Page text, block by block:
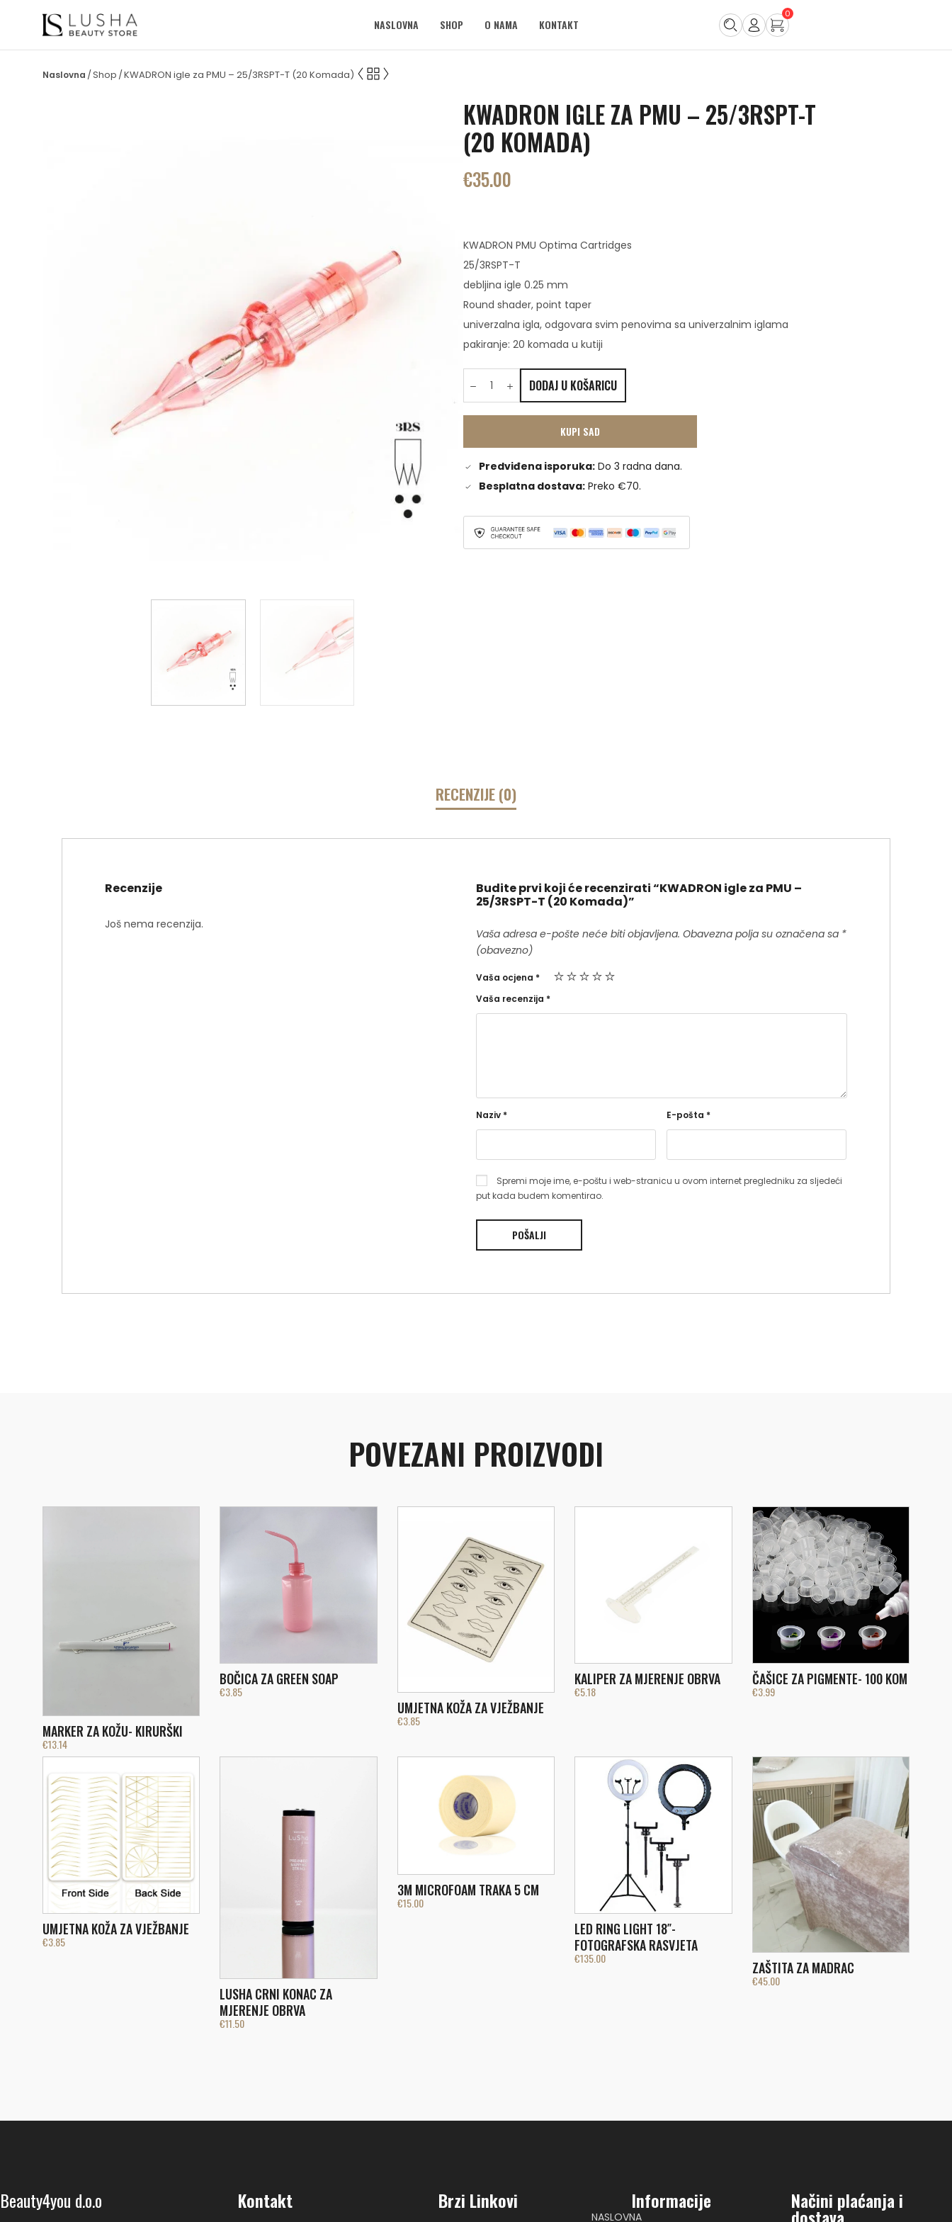
NASLOVNA SHOP O NAMA KONTAKT
0
/Shop /KWADRON igle za PMU – 25/3RSPT-T (20 Komada)
KWADRON IGLE ZA PMU – 25/3RSPT-T
(20 KOMADA)
€35.00
KWADRON PMU Optima Cartridges
25/3RSPT-T
debljina igle 0.25 mm
Round shader, point taper
univerzalna igla, odgovara svim penovima sa univerzalnim iglama
pakiranje: 20 komada u kutiji
DODAJ U KOŠARICU
KUPI SAD
Predviđena isporuka: Do 3 radna dana.
Besplatna dostava: Preko €70.
RECENZIJE (0)
Recenzije
Još nema recenzija.
Budite prvi koji će recenzirati “KWADRON igle za PMU –
25/3RSPT-T (20 Komada)”
Vaša adresa e-pošte neće biti objavljena. Obavezna polja su označena sa *
(obavezno)
Vaša ocjena *
Vaša recenzija *
Naziv * E-pošta *
Spremi moje ime, e-poštu i web-stranicu u ovom internet pregledniku za sljedeći
put kada budem komentirao.
POVEZANI PROIZVODI
MARKER ZA KOŽU- KIRURŠKI
€13.14
BOČICA ZA GREEN SOAP
€3.85
UMJETNA KOŽA ZA VJEŽBANJE
€3.85
KALIPER ZA MJERENJE OBRVA
€5.18
ČAŠICE ZA PIGMENTE- 100 KOM
€3.99
UMJETNA KOŽA ZA VJEŽBANJE
€3.85
LUSHA CRNI KONAC ZA
MJERENJE OBRVA
€11.50
3M MICROFOAM TRAKA 5 CM
€15.00
LED RING LIGHT 18″-
FOTOGRAFSKA RASVJETA
€135.00
ZAŠTITA ZA MADRAC
€45.00
Beauty4you d.o.o Kontakt Brzi Linkovi
NASLOVNA
Informacije Načini plaćanja i
dostava